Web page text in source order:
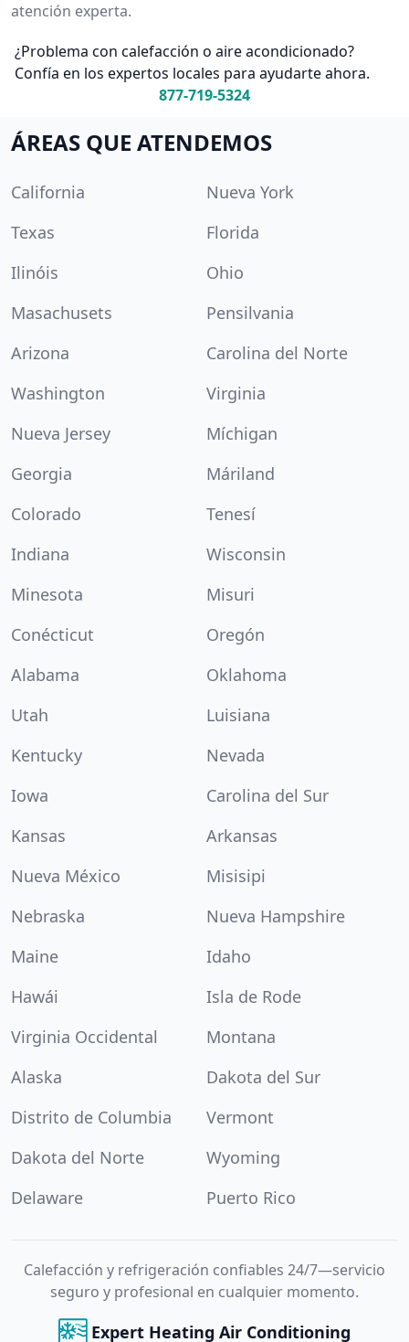
atención experta.
¿Problema con calefacción o aire acondicionado?
Confía en los expertos locales para ayudarte ahora.
877-719-5324
ÁREAS QUE ATENDEMOS
California
Nueva York
Texas
Florida
Ilinóis
Ohio
Masachusets
Pensilvania
Arizona
Carolina del Norte
Washington
Virginia
Nueva Jersey
Míchigan
Georgia
Máriland
Colorado
Tenesí
Indiana
Wisconsin
Minesota
Misuri
Conécticut
Oregón
Alabama
Oklahoma
Utah
Luisiana
Kentucky
Nevada
Iowa
Carolina del Sur
Kansas
Arkansas
Nueva México
Misisipi
Nebraska
Nueva Hampshire
Maine
Idaho
Hawái
Isla de Rode
Virginia Occidental
Montana
Alaska
Dakota del Sur
Distrito de Columbia
Vermont
Dakota del Norte
Wyoming
Delaware
Puerto Rico
Calefacción y refrigeración confiables 24/7—servicio
seguro y profesional en cualquier momento.
Expert Heating Air Conditioning